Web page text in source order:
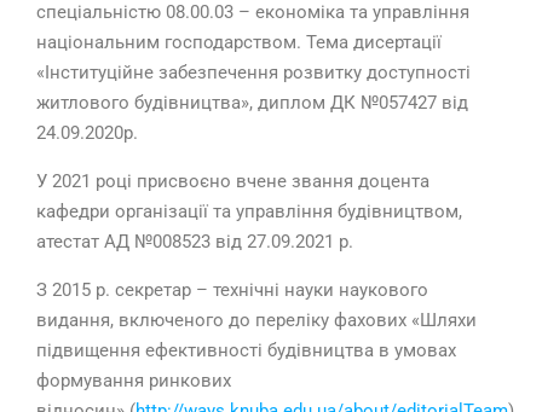
спеціальністю 08.00.03 – економіка та управління
національним господарством. Тема дисертації
«Інституційне забезпечення розвитку доступності
житлового будівництва», диплом ДК №057427 від
24.09.2020р.
У 2021 році присвоєно вчене звання доцента
кафедри організації та управління будівництвом,
атестат АД №008523 від 27.09.2021 р.
З 2015 р. секретар – технічні науки наукового
видання, включеного до переліку фахових «Шляхи
підвищення ефективності будівництва в умовах
формування ринкових